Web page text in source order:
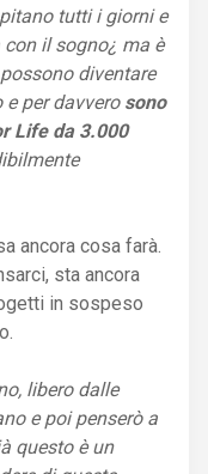
tutti i giorni e
il sogno¿ ma è
diventare
e per davvero sono
Life da 3.000
ancora cosa farà.
sta ancora
in sospeso
libero dalle
e poi penserò a
questo è un